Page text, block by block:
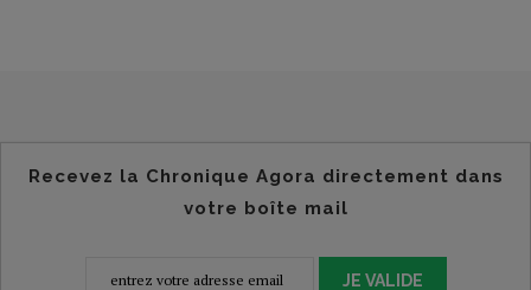
Recevez la Chronique Agora directement dans
votre boîte mail
JE VALIDE